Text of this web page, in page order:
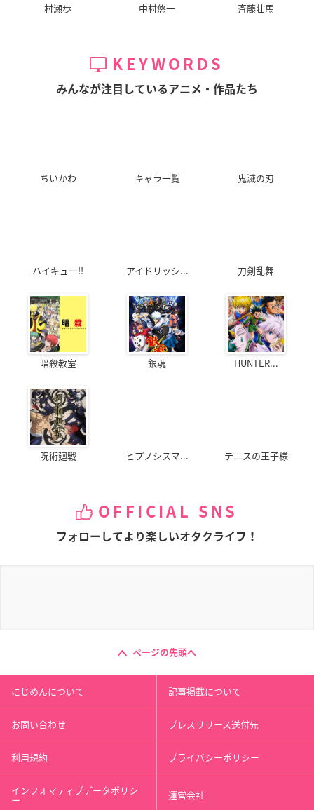
村瀬歩 中村悠一 斉藤壮馬
KEYWORDS
みんなが注目しているアニメ・作品たち
ちいかわ キャラ一覧 鬼滅の刃
ハイキュー!! アイドリッシ... 刀剣乱舞
暗殺教室 銀魂 HUNTER...
呪術廻戦 ヒプノシスマ... テニスの王子様
OFFICIAL SNS
フォローしてより楽しいオタクライフ！
ページの先頭へ
にじめんについて 記事掲載について
お問い合わせ プレスリリース送付先
利用規約 プライバシーポリシー
インフォマティブデータポリシ
ー 運営会社